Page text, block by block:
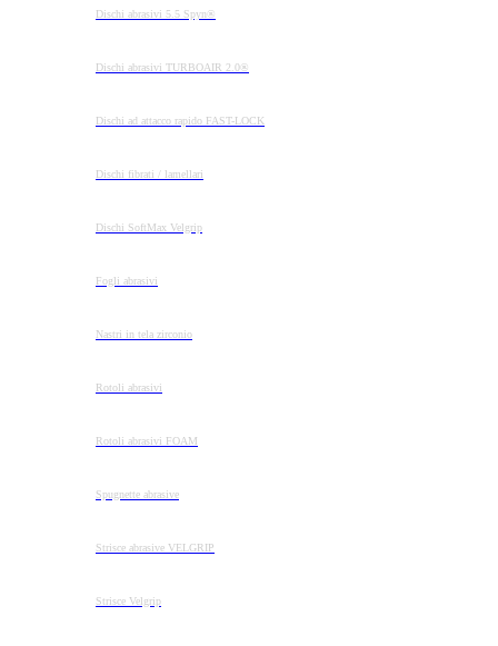
Dischi abrasivi 5.5 Spyn®
Dischi abrasivi TURBOAIR 2.0®
Dischi ad attacco rapido FAST-LOCK
Dischi fibrati / lamellari
Dischi SoftMax Velgrip
Fogli abrasivi
Nastri in tela zirconio
Rotoli abrasivi
Rotoli abrasivi FOAM
Spugnette abrasive
Strisce abrasive VELGRIP
Strisce Velgrip